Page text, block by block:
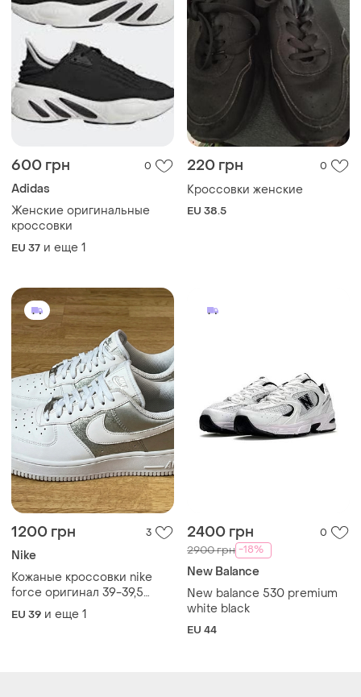
600 грн 0
Adidas
Женские оригинальные
кроссовки
EU 37 и еще 1
220 грн 0
Кроссовки женские
EU 38.5
1200 грн 3
Nike
Кожаные кроссовки nike
force оригинал 39-39,5
размер
EU 39 и еще 1
2400 грн 0
2900 грн -18%
New Balance
New balance 530 premium
white black
EU 44